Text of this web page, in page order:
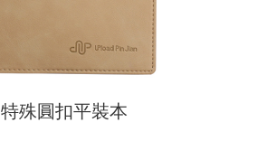
特殊圓扣平裝本